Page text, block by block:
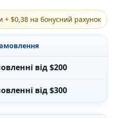
+ $0,38 на бонусний рахунок
від $200
від $300